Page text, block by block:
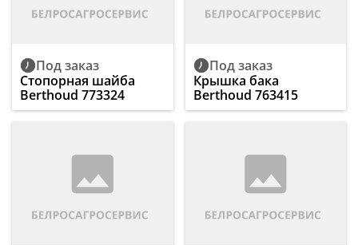
Под заказ
Стопорная шайба
Berthoud 773324
Под заказ
Крышка бака
Berthoud 763415